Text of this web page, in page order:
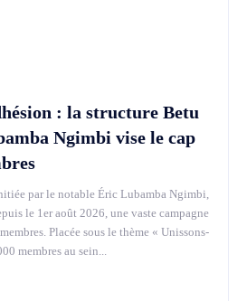
: la structure Betu
Ngimbi vise le cap
par le notable Éric Lubamba Ngimbi,
le 1er août 2026, une vaste campagne
Placée sous le thème « Unissons-
membres au sein...